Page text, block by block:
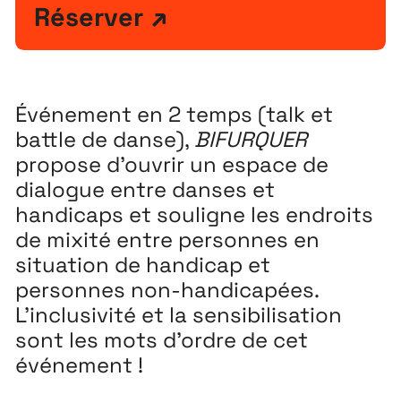
Extensions26
26 JUILLET ↘ 5 SEPTEMBRE
Playground26
3 ↘ 29 NOVEMBRE
Festival26
11 MAI ↘ 13 JUIN
Événement en 2 temps (talk et
battle de danse), BIFURQUER
propose d’ouvrir un espace de
dialogue entre danses et
handicaps et souligne les endroits
de mixité entre personnes en
situation de handicap et
personnes non-handicapées.
L’inclusivité et la sensibilisation
sont les mots d’ordre de cet
événement !
Réserver